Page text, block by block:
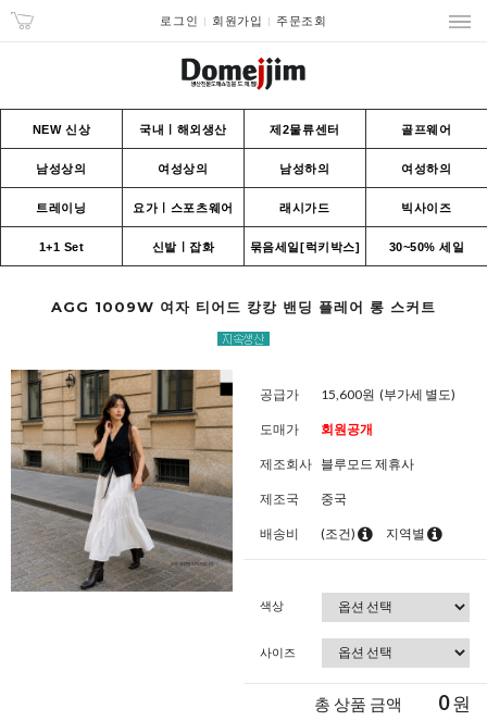
로그인 회원가입 주문조회
NEW 신상 국내ㅣ해외생산 제2물류센터 골프웨어
남성상의 여성상의 남성하의 여성하의
트레이닝 요가ㅣ스포츠웨어 래시가드 빅사이즈
1+1 Set 신발ㅣ잡화 묶음세일[럭키박스] 30~50% 세일
AGG 1009W 여자 티어드 캉캉 밴딩 플레어 롱 스커트
공급가 15,600원 (부가세 별도)
도매가 회원공개
제조회사 블루모드 제휴사
제조국 중국
배송비 (조건) 지역별
색상
사이즈
총 상품 금액 0원